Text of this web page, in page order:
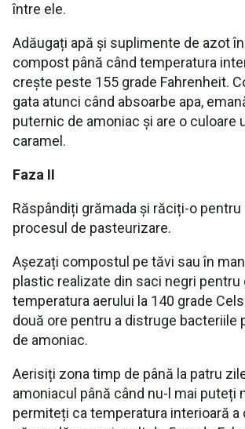
între ele.
Adăugați apă și suplimente de azot
compost până când temperatura
crește peste 155 grade Fahrenheit.
gata atunci când absoarbe apa,
puternic de amoniac și are o culoare
caramel.
Faza II
Răspândiți grămada și răciți-o pentru
procesul de pasteurizare.
Așezați compostul pe tăvi sau în
plastic realizate din saci negri pentru
temperatura aerului la 140 grade
două ore pentru a distruge bacteriile
de amoniac.
Aerisiți zona timp de până la patru
amoniacul până când nu-l mai puteți
permiteți ca temperatura interioară